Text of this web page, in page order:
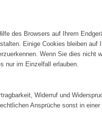
des Browsers auf Ihrem
Einige Cookies bleiben auf
Wenn Sie dies nicht
nur im Einzelfall erlauben.
Widerruf und
Ansprüche sonst in